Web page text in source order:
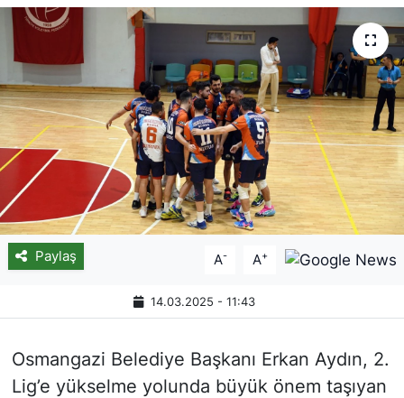
Paylaş A- A+
14.03.2025 - 11:43
Osmangazi Belediye Başkanı Erkan Aydın, 2.
Lig’e yükselme yolunda büyük önem taşıyan
Haber Arşivi